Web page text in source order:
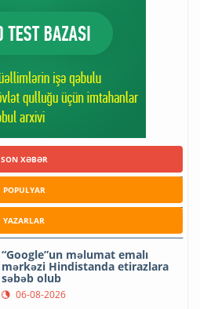
SON XƏBƏR
POPULYAR
YAZARLAR
“Google”un məlumat emalı
mərkəzi Hindistanda etirazlara
səbəb olub
06-08-2026